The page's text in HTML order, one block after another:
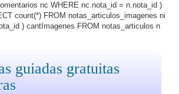
nc WHERE nc.nota_id = n.nota_id )
count(*) FROM notas_articulos_imagenes ni
) cantImagenes FROM notas_articulos n
guiadas gratuitas